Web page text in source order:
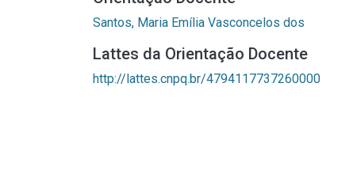
Santos, Maria Emília Vasconcelos dos
Lattes da Orientação Docente
http://lattes.cnpq.br/4794117737260000